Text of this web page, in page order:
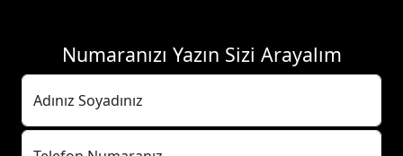
Numaranızı Yazın Sizi Arayalım
Adınız Soyadınız